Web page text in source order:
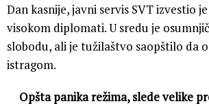
Dan kasnije, javni servis SVT izvestio
visokom diplomati. U sredu je
slobodu, ali je tužilaštvo saopštilo da
istragom.
Opšta panika režima, slede velike